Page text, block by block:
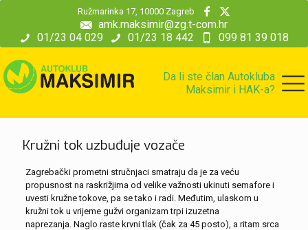
01/23 04 029 01/23 18 442 099 81 39 018
amk.maksimir@zg.t-com.hr
Ružmarinka 17, 10000 Zagreb
Da li ste član Autokluba
Maksimir i HAK-a?
Kružni tok uzbuđuje vozače
Zagrebački prometni stručnjaci smatraju da je za veću
propusnost na raskrižjima od velike važnosti ukinuti semafore i
uvesti kružne tokove, pa se tako i radi. Međutim, ulaskom u
kružni tok u vrijeme gužvi organizam trpi izuzetna
naprezanja. Naglo raste krvni tlak (čak za 45 posto), a ritam srca